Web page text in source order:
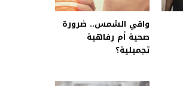
واقي الشمس.. ضرورة
صحية أم رفاهية
تجميلية؟